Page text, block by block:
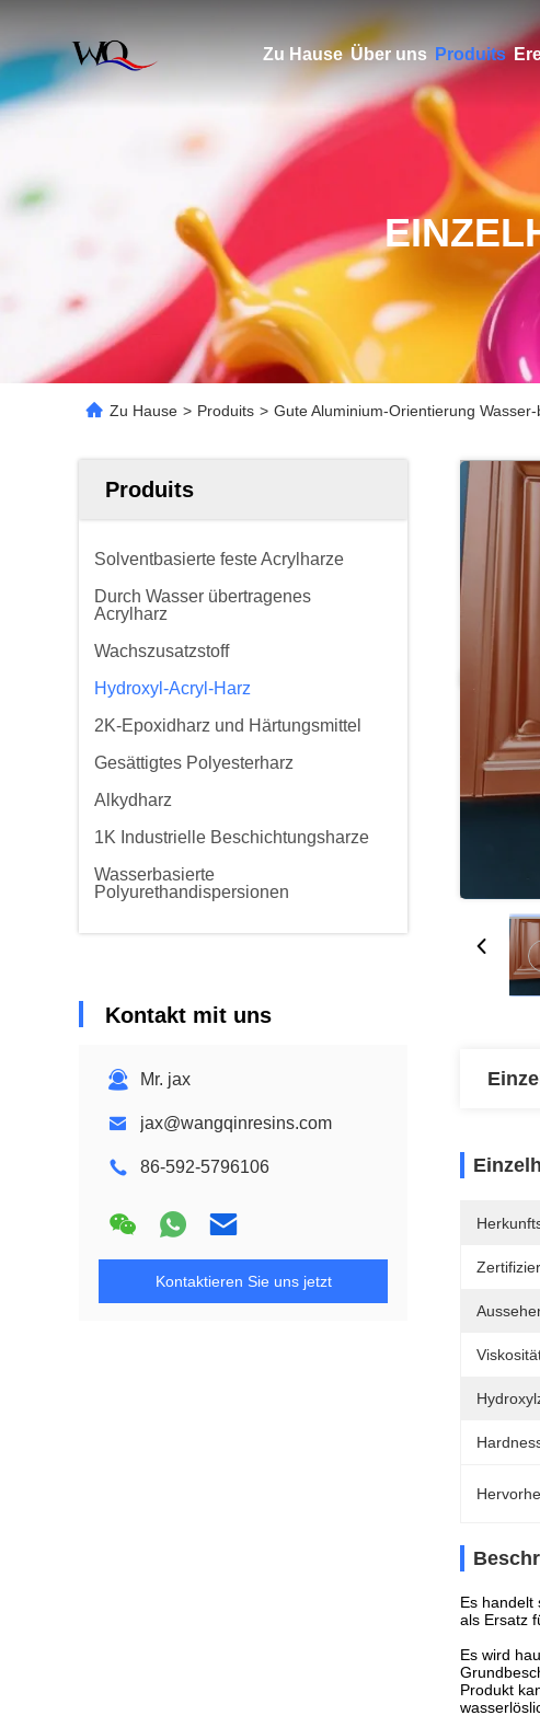
Zu Hause Über uns Produits
Zu Hause > Produits > Gute Aluminium-Orientierung
Produits
Solventbasierte feste Acrylharze
Durch Wasser übertragenes
Acrylharz
Wachszusatzstoff
Hydroxyl-Acryl-Harz
2K-Epoxidharz und Härtungsmittel
Gesättigtes Polyesterharz
Alkydharz
1K Industrielle Beschichtungsharze
Wasserbasierte
Polyurethandispersionen
Kontakt mit uns
Mr. jax
jax@wangqinresins.com
86-592-5796106
Kontaktieren Sie uns jetzt
Es handelt
als Ersatz
Es wird
Produkt